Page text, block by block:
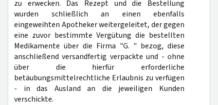
zu erwecken. Das Rezept und die Bestellung
wurden schließlich an einen ebenfalls
eingeweihten Apotheker weitergeleitet, der gegen
eine zuvor bestimmte Vergütung die bestellten
Medikamente über die Firma "G. " bezog, diese
anschließend versandfertig verpackte und - ohne
über die hierfür erforderliche
betäubungsmittelrechtliche Erlaubnis zu verfügen
- in das Ausland an die jeweiligen Kunden
verschickte.